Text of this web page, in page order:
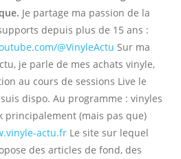
Je partage ma passion de la
depuis plus de 15 ans :
@VinyleActu Sur ma
je parle de mes achats vinyle,
au cours de sessions Live le
dispo. Au programme : vinyles
principalement (mais pas que)
actu.fr Le site sur lequel
des articles de fond, des